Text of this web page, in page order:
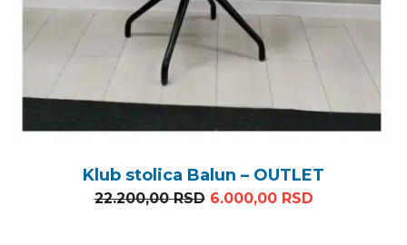
Klub stolica Balun – OUTLET
22.200,00RSD Originalna cena je bila:
6.000,00 RSDTrenutna